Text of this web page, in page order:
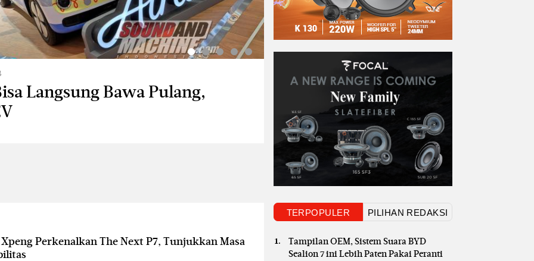
Langsung Bawa Pulang,
XForce HEV Buktikan
- Bali
XL7 Jadi Rekomendasi
2026
Harga Resmi T2 i-DM,
Sudah Produksi Lokal, BYD
Perkenalkan The Next P7, Tunjukkan Masa
TERPOPULER PILIHAN REDAKSI
Tampilan OEM, Sistem Suara BYD
Sealion 7 ini Lebih Paten Pakai Peranti